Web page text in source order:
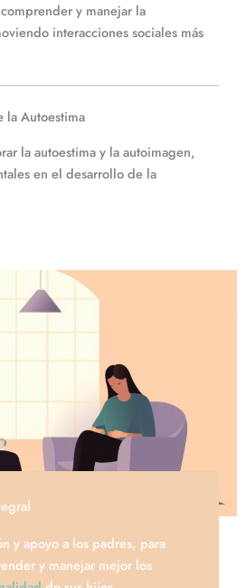
y manejar la
interacciones sociales más
la Autoestima
la autoestima y la autoimagen,
en el desarrollo de la
y apoyo a los padres, para
y manejar mejor los